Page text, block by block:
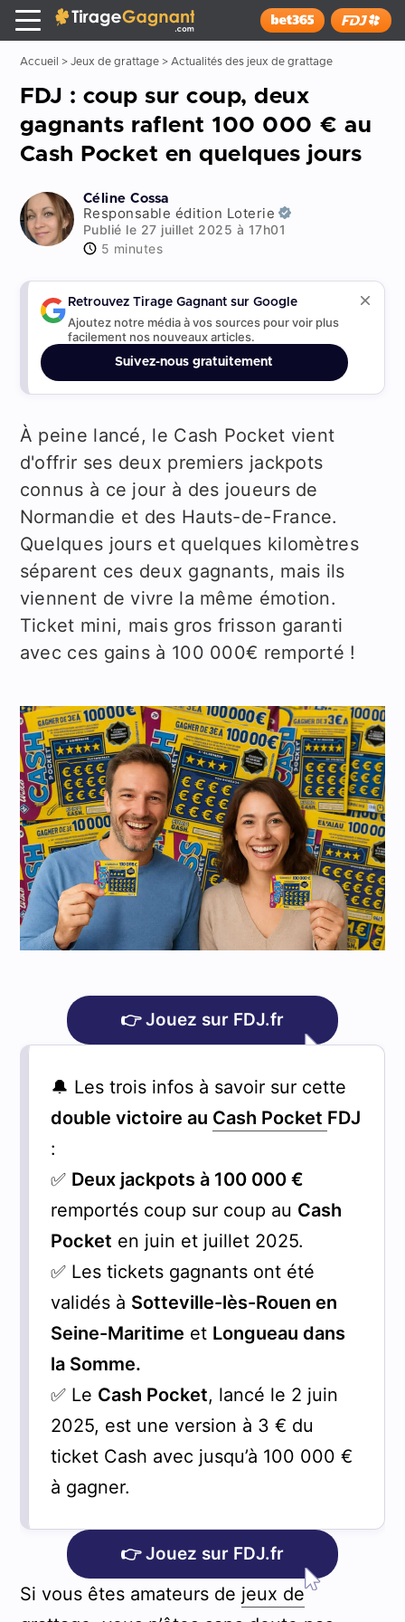
x
Tirage Gagnant
Installer
Accueil > Jeux de grattage> Actualités des jeux de grattage
FDJ : coup sur coup, deux
gagnants raflent 100 000 € au
Cash Pocket en quelques jours
Céline Cossa
Responsable édition Loterie
Publié le 27 juillet 2025 à 17h01
5 minutes
Retrouvez Tirage Gagnant sur Google
Ajoutez notre média à vos sources pour voir plus
facilement nos nouveaux articles.
Suivez-nous gratuitement
À peine lancé, le Cash Pocket vient
d'offrir ses deux premiers jackpots
connus à ce jour à des joueurs de
Normandie et des Hauts-de-France.
Quelques jours et quelques kilomètres
séparent ces deux gagnants, mais ils
viennent de vivre la même émotion.
Ticket mini, mais gros frisson garanti
avec ces gains à 100 000€ remporté !
👉 Jouez sur FDJ.fr
🔔 Les trois infos à savoir sur cette
double victoire au Cash Pocket FDJ
:
✅ Deux jackpots à 100 000 €
remportés coup sur coup au Cash
Pocket en juin et juillet 2025.
✅ Les tickets gagnants ont été
validés à Sotteville-lès-Rouen en
Seine-Maritime et Longueau dans
la Somme.
✅ Le Cash Pocket, lancé le 2 juin
2025, est une version à 3 € du
ticket Cash avec jusqu’à 100 000 €
à gagner.
👉 Jouez sur FDJ.fr
Si vous êtes amateurs de jeux de